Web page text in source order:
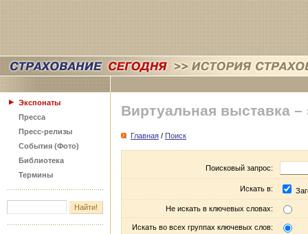
Экспонаты
Пресса
Пресс-релизы
События (Фото)
Библиотека
Термины
Виртуальная выставка –
Главная / Поиск
Поисковый запрос:
Искать в:
Не искать в ключевых словах:
Искать во всех группах ключевых слов: